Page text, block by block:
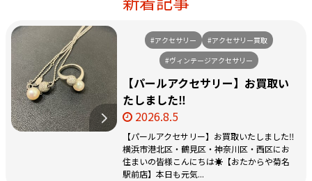
#アクセサリー
#アクセサリー買取
#ヴィンテージアクセサリー
【パールアクセサリー】お買取い
たしました‼️
2026.8.5
【パールアクセサリー】お買取いたしました‼️
横浜市港北区・鶴見区・神奈川区・西区にお
住まいの皆様こんにちは☀️【おたからや菊名
駅前店】本日も元気...